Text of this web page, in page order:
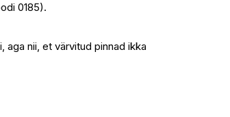
0185).
aga nii, et värvitud pinnad ikka